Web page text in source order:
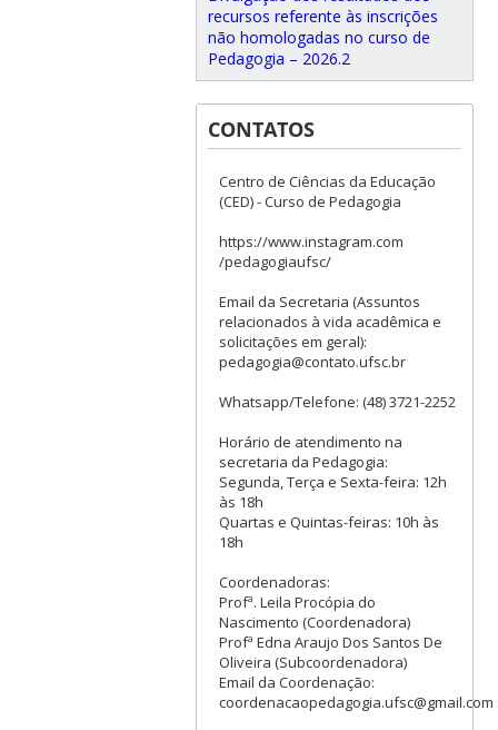
recursos referente às inscrições
não homologadas no curso de
Pedagogia – 2026.2
CONTATOS
Centro de Ciências da Educação
(CED) - Curso de Pedagogia
https://www.instagram.com
/pedagogiaufsc/
Email da Secretaria (Assuntos
relacionados à vida acadêmica e
solicitações em geral):
pedagogia@contato.ufsc.br
Whatsapp/Telefone: (48) 3721-2252
Horário de atendimento na
secretaria da Pedagogia:
Segunda, Terça e Sexta-feira: 12h
às 18h
Quartas e Quintas-feiras: 10h às
18h
Coordenadoras:
Profª. Leila Procópia do
Nascimento (Coordenadora)
Profª Edna Araujo Dos Santos De
Oliveira (Subcoordenadora)
Email da Coordenação:
coordenacaopedagogia.ufsc@gmail.com